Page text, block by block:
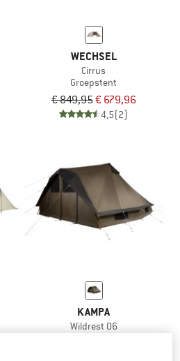
WECHSEL
Cirrus
Groepstent
€ 849,95€ 679,96
4,5(2)
KAMPA
Wildrest 06